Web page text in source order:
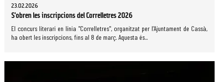
23.02.2026
S'obren les inscripcions del Correlletres 2026
El concurs literari en línia "Correlletres", organitzat per l’Ajuntament de Cassà,
ha obert les inscripcions, fins al 8 de març. Aquesta és...